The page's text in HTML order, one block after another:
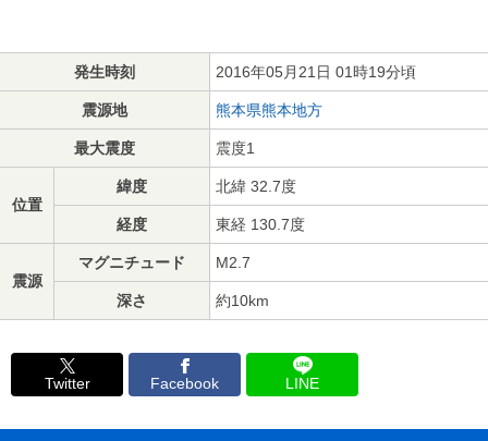
発生時刻 2016年05月21日 01時19分頃
震源地 熊本県熊本地方
最大震度 震度1
位置
緯度 北緯 32.7度
経度 東経 130.7度
震源
マグニチュード M2.7
深さ 約10km
Twitter Facebook LINE